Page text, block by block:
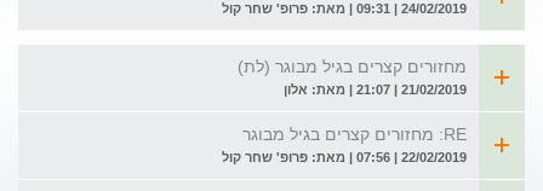
24/02/2019 | 09:31 | מאת: פרופ' שחר קול
מחזורים קצרים בגיל מבוגר (לת)
21/02/2019 | 21:07 | מאת: אלון
RE: מחזורים קצרים בגיל מבוגר
22/02/2019 | 07:56 | מאת: פרופ' שחר קול